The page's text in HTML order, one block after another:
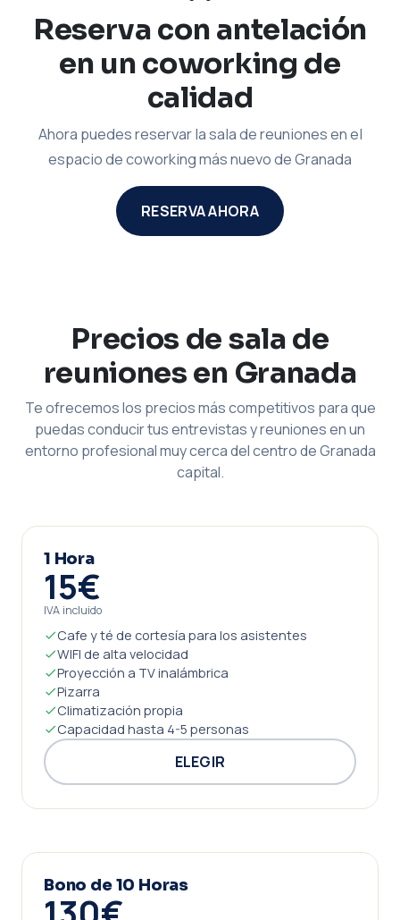
Reserva con antelación
en un coworking de
calidad
Ahora puedes reservar la sala de reuniones en el
espacio de coworking más nuevo de Granada
RESERVA AHORA
Precios de sala de
reuniones en Granada
Te ofrecemos los precios más competitivos para que
puedas conducir tus entrevistas y reuniones en un
entorno profesional muy cerca del centro de Granada
capital.
1 Hora
15€
IVA incluido
Cafe y té de cortesía para los asistentes
WIFI de alta velocidad
Proyección a TV inalámbrica
Pizarra
Climatización propia
Capacidad hasta 4-5 personas
ELEGIR
Bono de 10 Horas